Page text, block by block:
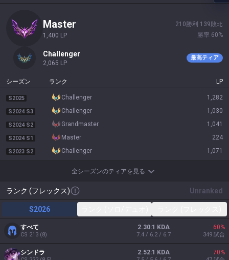
master
1,400 LP
210 勝利 139 敗北
勝率 60%
challenger
2,065 LP
最高ティア
シーズン ランク LP
S2025 challenger 1,282
S2024 S3 challenger 1,030
S2024 S2 grandmaster 1,041
S2024 S1 master 224
S2023 S2 challenger 1,071
全シーズンのティアを見る
ランク (フレックス) Unranked
S2026
すべて
CS 213 (8)
2.30:1 KDA
7.4 / 6.2 / 6.7
60%
349 試合
シンドラ 2.52:1 KDA 70%